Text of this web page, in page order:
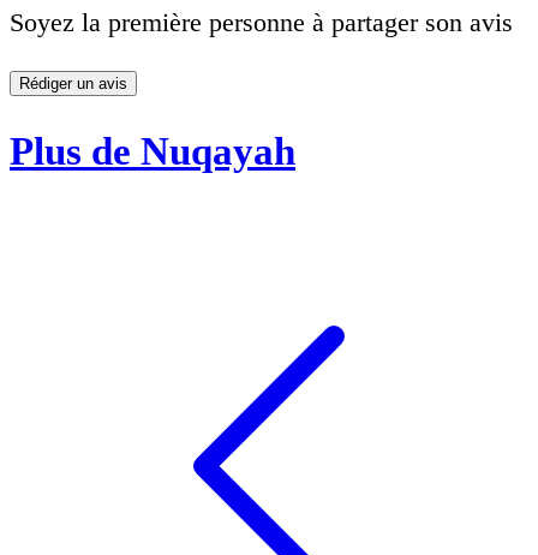
Soyez la première personne à partager son avis
Rédiger un avis
Plus de Nuqayah